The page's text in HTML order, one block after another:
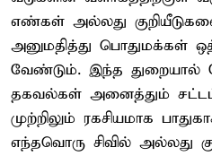
எண்கள் அல்லது
அனுமதித்து பொதுமக்கள்
வேண்டும். இந்த துறையால்
தகவல்கள் அனைத்தும்
முற்றிலும் ரகசியமாக
எந்தவொரு சிவில் அல்லது